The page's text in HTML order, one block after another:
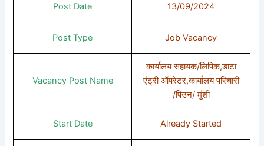
Post Date 13/09/2024
Post Type Job Vacancy
Vacancy Post Name
कार्यालय सहायक/लिपिक,डाटा
एंट्री ऑपरेटर,कार्यालय परिचारी
/पिउन/ मुंशी
Start Date Already Started